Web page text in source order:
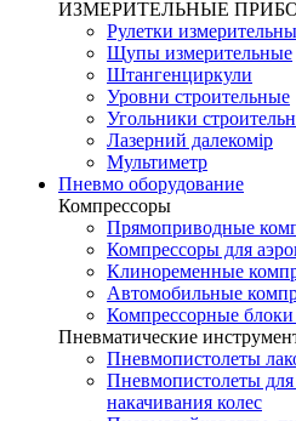
ИЗМЕРИТЕЛЬНЫЕ
Рулетки
Щупы измерительные
Штангенциркули
Уровни строительные
Угольники
Лазерний далекомір
Мультиметр
Пневмо оборудование
Компрессоры
Прямоприводные
Компрессоры для
Клиноременные
Автомобильные
Компрессорные
Пневматические
Пневмопистолеты
Пневмопистолеты
накачивания колес